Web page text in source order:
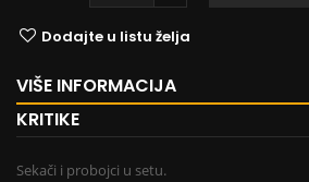
Dodajte u listu želja
VIŠE INFORMACIJA
KRITIKE
Sekači i probojci u setu.